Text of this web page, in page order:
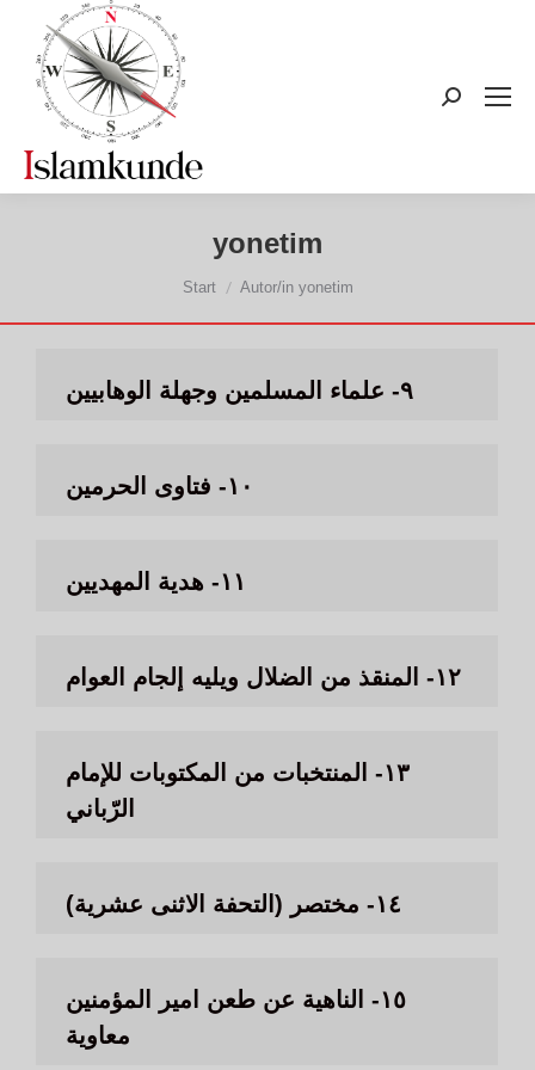
Search:
yonetim
Sie befinden sich hier:
Start Autor/in yonetim
٩- علماء المسلمين وجهلة الوهابيين
١٠- فتاوى الحرمين
١١- هدية المهديين
١٢- المنقذ من الضلال ويليه إلجام العوام
١٣- المنتخبات من المكتوبات للإمام
الرّباني
١٤- مختصر (التحفة الاثنى عشرية)
١٥- الناهية عن طعن امير المؤمنين
معاوية